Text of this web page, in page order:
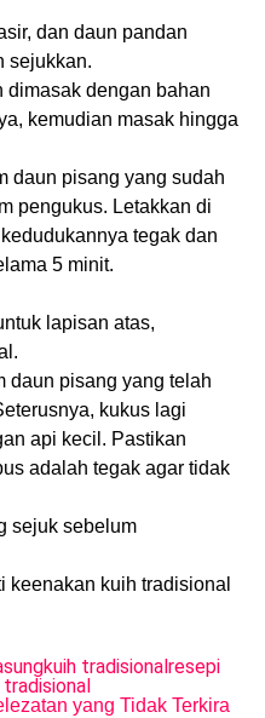
dan daun pandan
sejukkan.
dimasak dengan bahan
kemudian masak hingga
daun pisang yang sudah
pengukus. Letakkan di
tegak dan
5 minit.
lapisan atas,
daun pisang yang telah
kukus lagi
api kecil. Pastikan
adalah tegak agar tidak
sejuk sebelum
keenakan kuih tradisional
kuih tradisionalresepi
yang Tidak Terkira